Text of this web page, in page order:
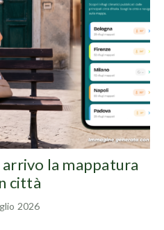
la mappatura
città
2026